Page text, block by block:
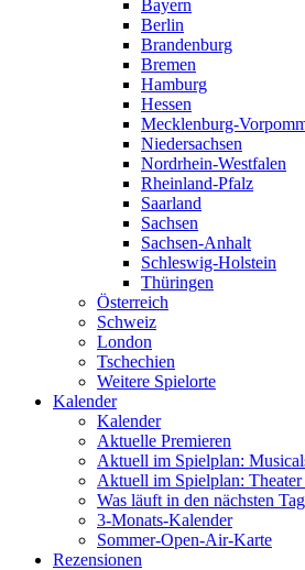
Bayern
Berlin
Brandenburg
Bremen
Hamburg
Hessen
Mecklenburg-
Niedersachsen
Nordrhein-Westfalen
Rheinland-Pfalz
Saarland
Sachsen
Sachsen-Anhalt
Schleswig-Holstein
Thüringen
Österreich
Schweiz
London
Tschechien
Weitere Spielorte
Kalender
Kalender
Aktuelle Premieren
Aktuell im Spielplan:
Aktuell im Spielplan:
Was läuft in den nächsten
3-Monats-Kalender
Sommer-Open-Air-Karte
Rezensionen